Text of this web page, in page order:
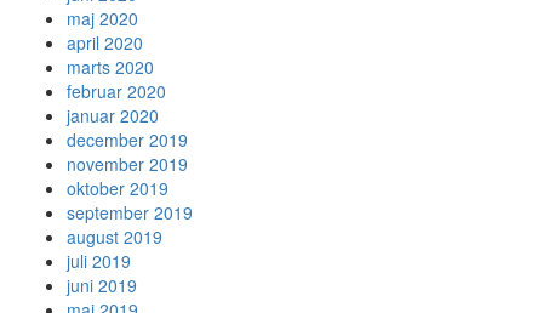
maj 2020
april 2020
marts 2020
februar 2020
januar 2020
december 2019
november 2019
oktober 2019
september 2019
august 2019
juli 2019
juni 2019